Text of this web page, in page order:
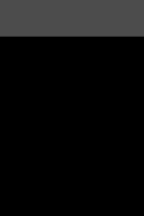
Frequenz